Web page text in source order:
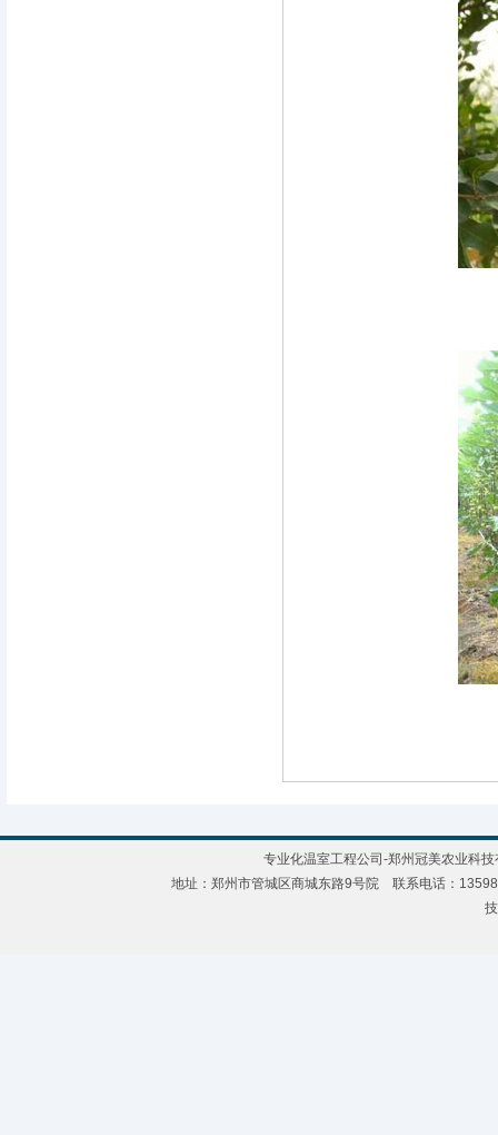
专业化温室工程公司-郑州冠美农业科
地址：郑州市管城区商城东路9号院 联系电话：